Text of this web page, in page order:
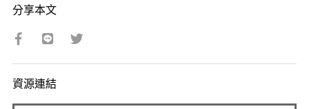
分享本文
資源連結